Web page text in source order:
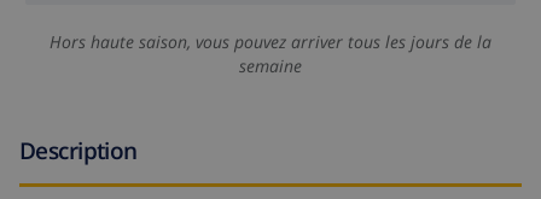
Hors haute saison, vous pouvez arriver tous les jours de la
semaine
Description